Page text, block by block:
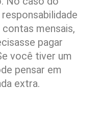
mensais,
pagar
você tiver um
pensar em
extra.